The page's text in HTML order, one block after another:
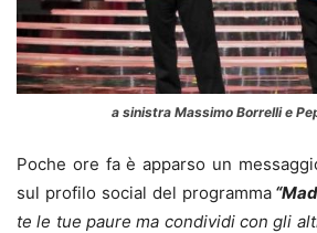
a sinistra Massimo Borrelli e
Poche ore fa è apparso un
sul profilo social del programma
te le tue paure ma condividi con gli